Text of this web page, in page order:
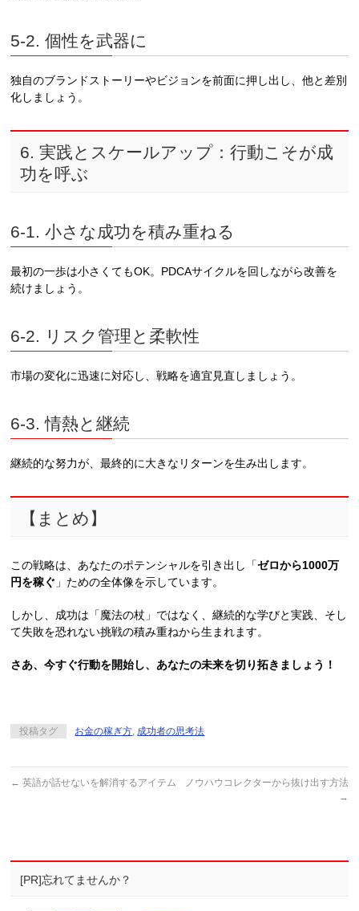
5-2. 個性を武器に
独自のブランドストーリーやビジョンを前面に押し出し、他と差別
化しましょう。
6. 実践とスケールアップ：行動こそが成
功を呼ぶ
6-1. 小さな成功を積み重ねる
最初の一歩は小さくてもOK。PDCAサイクルを回しながら改善を
続けましょう。
6-2. リスク管理と柔軟性
市場の変化に迅速に対応し、戦略を適宜見直しましょう。
6-3. 情熱と継続
継続的な努力が、最終的に大きなリターンを生み出します。
【まとめ】
この戦略は、あなたのポテンシャルを引き出し「ゼロから1000万
円を稼ぐ 」ための全体像を示しています。
しかし、成功は「魔法の杖」ではなく、継続的な学びと実践、そし
て失敗を恐れない挑戦の積み重ねから生まれます。
さあ、今すぐ行動を開始し、あなたの未来を切り拓きましょう！
投稿タグ お金の稼ぎ方, 成功者の思考法
← 英語が話せないを解消するアイテム
ノウハウコレクターから抜け出す方法
→
[PR]忘れてませんか？